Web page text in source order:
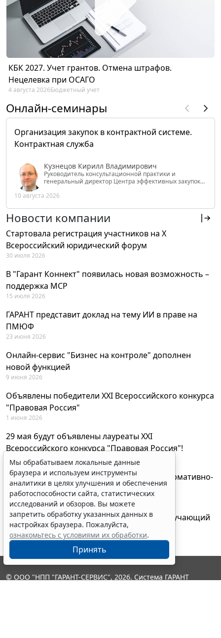
КБК 2027. Учет грантов. Отмена штрафов.
Нецелевка при ОСАГО
4 августа 2026Бюджетный учет
Онлайн-семинары
Организация закупок в контрактной системе.
Контрактная служба
Кузнецов Кирилл Владимирович
Руководитель консультационной практики и
генеральный директор Центра эффективных закупок
РФ
10 августа 2026
Новости компании
Стартовала регистрация участников на X
Всероссийский юридический форум
30 июля 2026
В "Гарант Коннект" появилась новая возможность –
поддержка MCP
15 июля 2026
ГАРАНТ представит доклад на тему ИИ в праве на
ПМЮФ
23 июня 2026
Онлайн-сервис "Бизнес на контроле" дополнен
новой функцией
9 июня 2026
Объявлены победители XXI Всероссийского конкурса
"Правовая Россия"
1 июня 2026
29 мая будут объявлены лауреаты XXI
Всероссийского конкурса "Правовая Россия"!
27 мая 2026
AI-ассистент Искра теперь анализирует нормативно-
техническую документацию
28 апреля 2026
"ГАРАНТ Электронный экспресс" провел обучающий
вебинар по работе с AI-ассистентом Искра
23 апреля 2026
Мы обрабатываем локальные данные
браузера и используем инструменты
аналитики в целях улучшения и обеспечения
работоспособности сайта, статистических
исследований и обзоров. Вы можете
запретить обработку указанных данных в
настройках браузера. Пожалуйста,
ознакомьтесь с условиями их обработки.
Принять
© ООО "НПП "ГАРАНТ-СЕРВИС", 2026. Система ГАРАНТ